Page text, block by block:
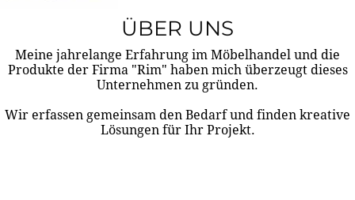
ÜBER UNS
Meine jahrelange Erfahrung im Möbelhandel und die
Produkte der Firma "Rim" haben mich überzeugt dieses
Unternehmen zu gründen.
Wir erfassen gemeinsam den Bedarf und finden kreative
Lösungen für Ihr Projekt.